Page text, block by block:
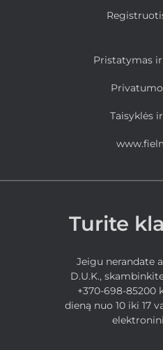
Pristatymas
Taisyklės
Turite
Jeigu nerandate
D.U.K.,
+370-698-85200
dieną nuo 10 iki 17